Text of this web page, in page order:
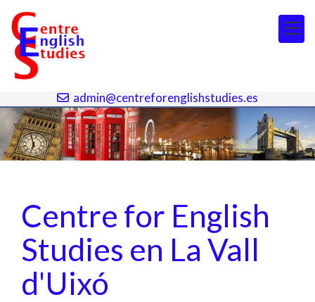
admin@centreforenglishstudies.es
Centre for English
Studies en La Vall
d'Uixó